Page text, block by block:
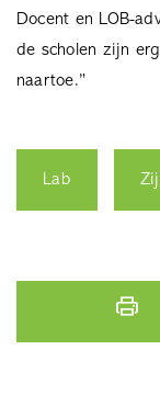
Docent en LOB-
de scholen zijn
naartoe.”
Lab